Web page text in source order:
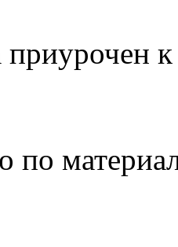
к
по